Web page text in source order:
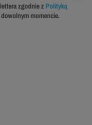
zgodnie z Polityką
momencie.